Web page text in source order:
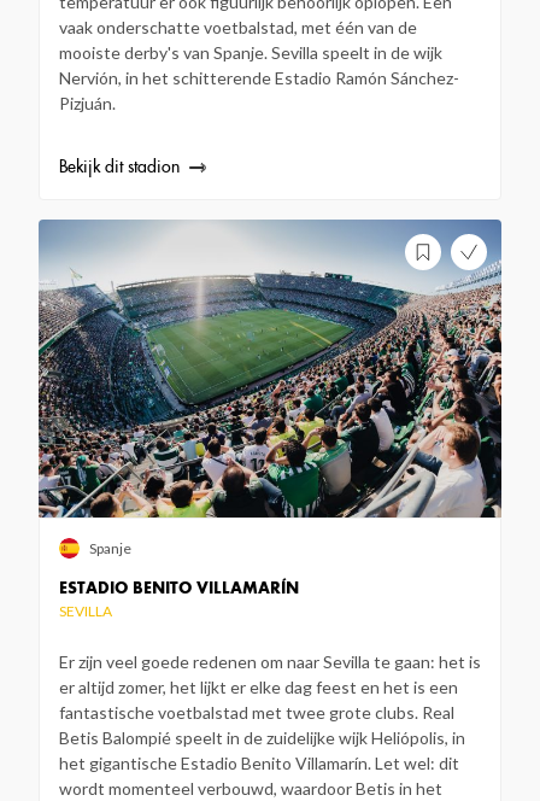
vaak onderschatte voetbalstad, met één van de
mooiste derby's van Spanje. Sevilla speelt in de wijk
Nervión, in het schitterende Estadio Ramón Sánchez-
Pizjuán.
Bekijk dit stadion
ESTADIO BENITO VILLAMARÍN
SEVILLA
Er zijn veel goede redenen om naar Sevilla te gaan: het is
er altijd zomer, het lijkt er elke dag feest en het is een
fantastische voetbalstad met twee grote clubs. Real
Betis Balompié speelt in de zuidelijke wijk Heliópolis, in
het gigantische Estadio Benito Villamarín. Let wel: dit
wordt momenteel verbouwd, waardoor Betis in het
Spanje